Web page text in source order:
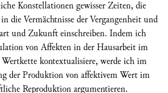
Konstellationen gewisser Zeiten, die
die Vermächtnisse der Vergangenheit und
und Zukunft einschreiben. Indem ich
von Affekten in der Hausarbeit im
kontextualisiere, werde ich im
der Produktion von affektivem Wert im
Reproduktion argumentieren.